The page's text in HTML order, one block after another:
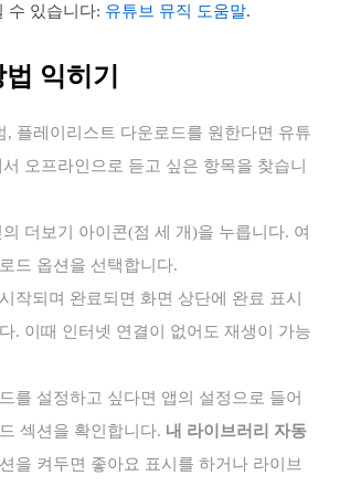
수 있습니다: 유튜브 뮤직 도움말.
익히기
, 플레이리스트 다운로드를 원한다면 유튜
오프라인으로 듣고 싶은 항목을 찾습니
더보기 아이콘(점 세 개)을 누릅니다. 여
드 옵션을 선택합니다.
작되며 완료되면 화면 상단에 완료 표시
. 이때 인터넷 연결이 없어도 재생이 가능
를 설정하고 싶다면 앱의 설정으로 들어
섹션을 확인합니다. 내 라이브러리 자동
을 켜두면 좋아요 표시를 하거나 라이브